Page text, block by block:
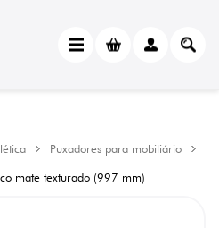
Puxadores para mobiliário
mate texturado (997 mm)